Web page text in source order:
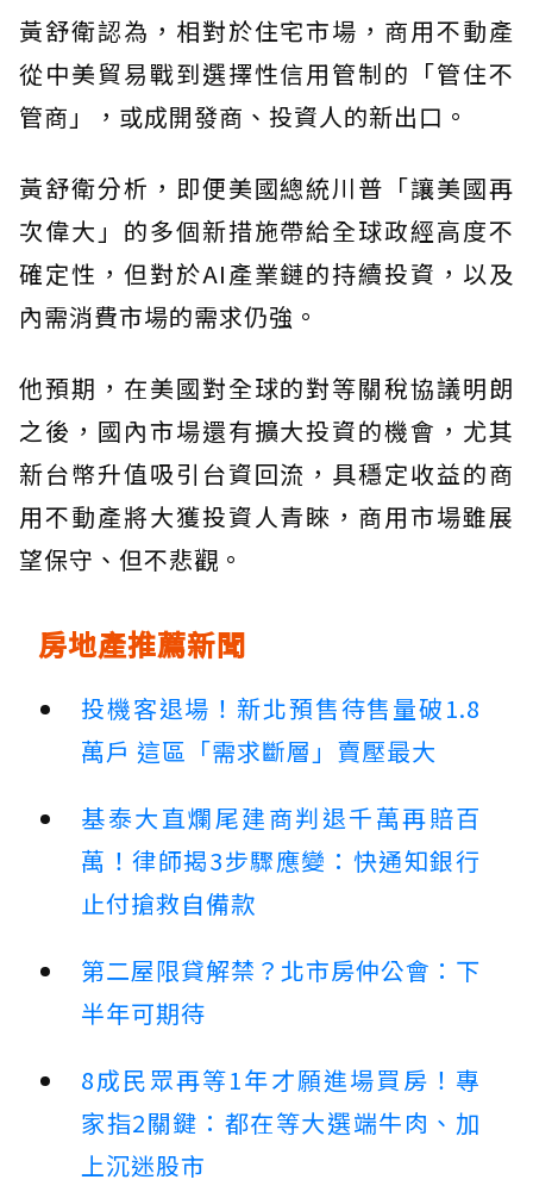
黃舒衛認為，相對於住宅市場，商用不動產
從中美貿易戰到選擇性信用管制的「管住不
管商」，或成開發商、投資人的新出口。
黃舒衛分析，即便美國總統川普「讓美國再
次偉大」的多個新措施帶給全球政經高度不
確定性，但對於AI產業鏈的持續投資，以及
內需消費市場的需求仍強。
他預期，在美國對全球的對等關稅協議明朗
之後，國內市場還有擴大投資的機會，尤其
新台幣升值吸引台資回流，具穩定收益的商
用不動產將大獲投資人青睞，商用市場雖展
望保守、但不悲觀。
房地產推薦新聞
投機客退場！新北預售待售量破1.8
萬戶 這區「需求斷層」賣壓最大
基泰大直爛尾建商判退千萬再賠百
萬！律師揭3步驟應變：快通知銀行
止付搶救自備款
第二屋限貸解禁？北市房仲公會：下
半年可期待
8成民眾再等1年才願進場買房！專
家指2關鍵：都在等大選端牛肉、加
上沉迷股市